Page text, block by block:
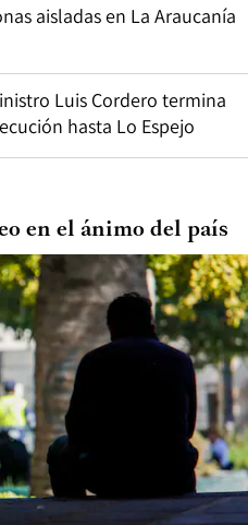
aisladas en La Araucanía
Luis Cordero termina
hasta Lo Espejo
en el ánimo del país